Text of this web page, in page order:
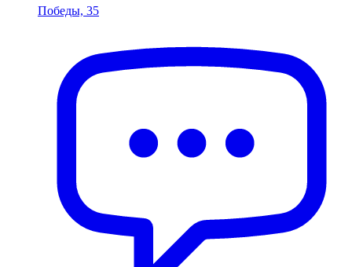
Победы, 35